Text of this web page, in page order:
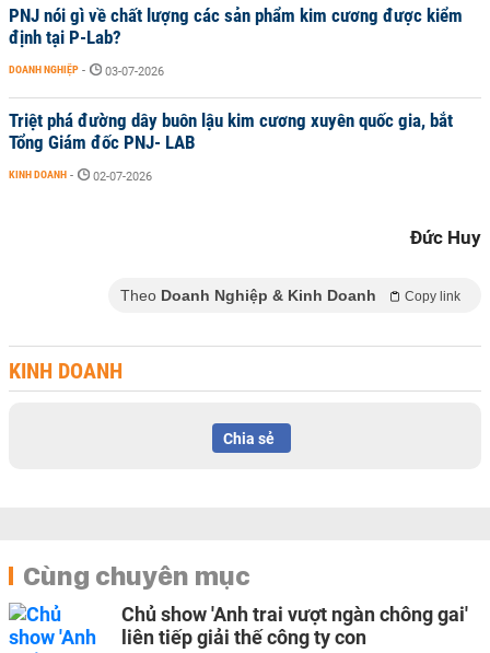
PNJ nói gì về chất lượng các sản phẩm kim cương được kiểm
định tại P-Lab?
DOANH NGHIỆP - 03-07-2026
Triệt phá đường dây buôn lậu kim cương xuyên quốc gia, bắt
Tổng Giám đốc PNJ- LAB
KINH DOANH - 02-07-2026
Đức Huy
Theo Doanh Nghiệp & Kinh Doanh Copy link
KINH DOANH
Chia sẻ
Cùng chuyên mục
Chủ show 'Anh trai vượt ngàn chông gai'
liên tiếp giải thế công ty con